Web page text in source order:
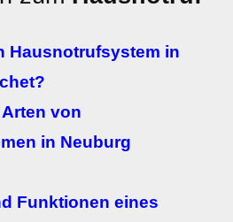
Hausnotrufsystem in
von
in Neuburg
Funktionen eines